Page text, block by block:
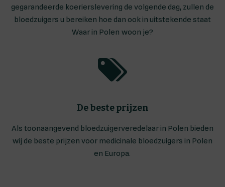
gegarandeerde koerierslevering de volgende dag, zullen de
bloedzuigers u bereiken hoe dan ook in uitstekende staat
Waar in Polen woon je?
De beste prijzen
Als toonaangevend bloedzuigerveredelaar in Polen bieden
wij de beste prijzen voor medicinale bloedzuigers in Polen
en Europa.